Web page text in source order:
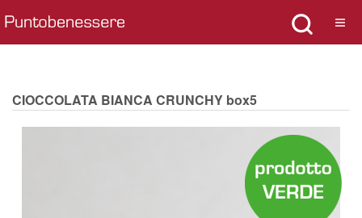
CIOCCOLATA BIANCA CRUNCHY box5